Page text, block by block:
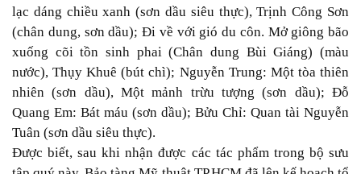
lạc dáng chiều xanh (sơn dầu siêu thực), Trịnh Công Sơn
(chân dung, sơn dầu); Đi về với gió du côn. Mở giông bão
xuống cõi tồn sinh phai (Chân dung Bùi Giáng) (màu
nước), Thụy Khuê (bút chì); Nguyễn Trung: Một tòa thiên
nhiên (sơn dầu), Một mảnh trừu tượng (sơn dầu); Đỗ
Quang Em: Bát máu (sơn dầu); Bửu Chỉ: Quan tài Nguyễn
Tuân (sơn dầu siêu thực).
Được biết, sau khi nhận được các tác phẩm trong bộ sưu